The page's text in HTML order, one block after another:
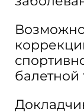
балетной